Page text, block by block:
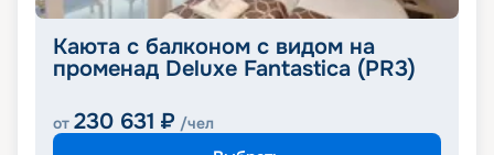
Каюта с балконом с видом на
променад Deluxe Fantastica (PR3)
от 230 631 ₽ /чел